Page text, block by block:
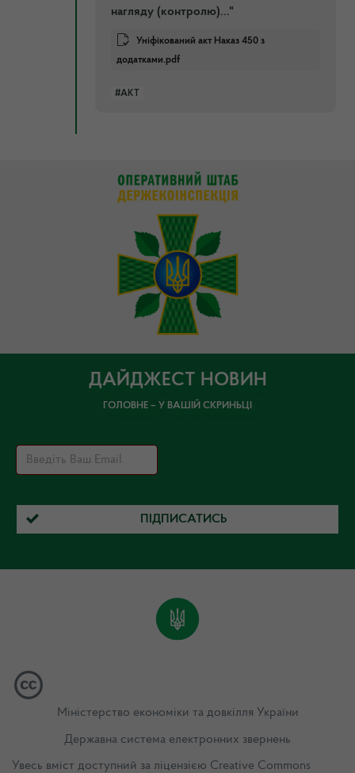
нагляду (контролю)..."
Уніфікований акт Наказ 450 з
додатками.pdf
#АКТ
ДАЙДЖЕСТ НОВИН
ГОЛОВНЕ – У ВАШІЙ СКРИНЬЦІ
ПІДПИСАТИСЬ
Міністерство економіки та довкілля України
Державна система електронних звернень
Увесь вміст доступний за ліцензією Creative Commons